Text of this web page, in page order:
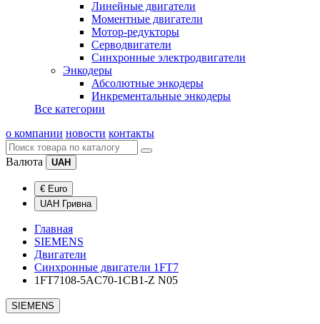
Линейные двигатели
Моментные двигатели
Мотор-редукторы
Серводвигатели
Синхронные электродвигатели
Энкодеры
Абсолютные энкодеры
Инкрементальные энкодеры
Все категории
о компании новости контакты
Валюта UAH
€ Euro
UAH Гривна
Главная
SIEMENS
Двигатели
Синхронные двигатели 1FT7
1FT7108-5AC70-1CB1-Z N05
SIEMENS